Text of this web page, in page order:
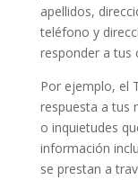
apellidos,
teléfono y
responder a tus
Por ejemplo, el
respuesta a tus
o inquietudes
información
se prestan a